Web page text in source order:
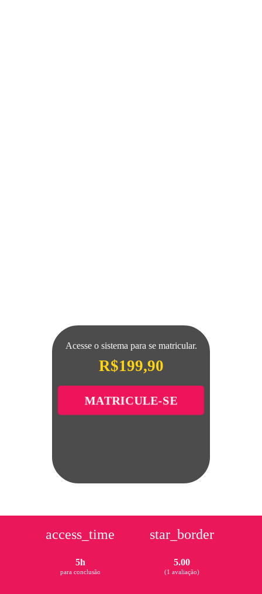
Acesse o sistema para se matricular.
R$199,90
MATRICULE-SE
access_time
5h
para conclusão
star_border
5.00
(1 avaliação)